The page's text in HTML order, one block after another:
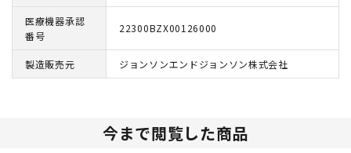
医療機器承認
番号
22300BZX00126000
製造販売元 ジョンソンエンドジョンソン株式会社
今まで閲覧した商品